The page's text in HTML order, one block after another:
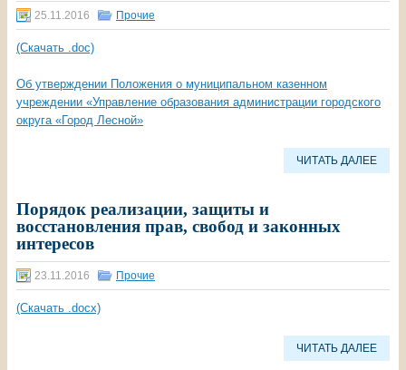
25.11.2016 Прочие
(Скачать .doc)
Об утверждении Положения о муниципальном казенном
учреждении «Управление образования администрации городского
округа «Город Лесной»
ЧИТАТЬ ДАЛЕЕ
Порядок реализации, защиты и
восстановления прав, свобод и законных
интересов
23.11.2016 Прочие
(Скачать .docx)
ЧИТАТЬ ДАЛЕЕ